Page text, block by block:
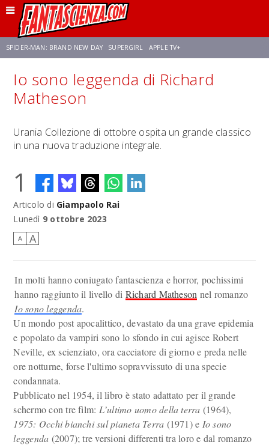
SPIDER-MAN: BRAND NEW DAY SUPERGIRL APPLE TV+
FRANCO RICCIARDIELLO ZENDAYA STAR TREK AVENGERS: DOOMSDAY
Io sono leggenda di Richard
Matheson
Urania Collezione di ottobre ospita un grande classico
in una nuova traduzione integrale.
1
Articolo di Giampaolo Rai
Lunedì 9 ottobre 2023
A A
In molti hanno coniugato fantascienza e horror, pochissimi
hanno raggiunto il livello di Richard Matheson nel romanzo
Io sono leggenda.
Un mondo post apocalittico, devastato da una grave epidemia
e popolato da vampiri sono lo sfondo in cui agisce Robert
Neville, ex scienziato, ora cacciatore di giorno e preda nelle
ore notturne, forse l'ultimo sopravvissuto di una specie
condannata.
Pubblicato nel 1954, il libro è stato adattato per il grande
schermo con tre film: L’ultimo uomo della terra (1964),
1975: Occhi bianchi sul pianeta Terra (1971) e Io sono
leggenda (2007); tre versioni differenti tra loro e dal romanzo